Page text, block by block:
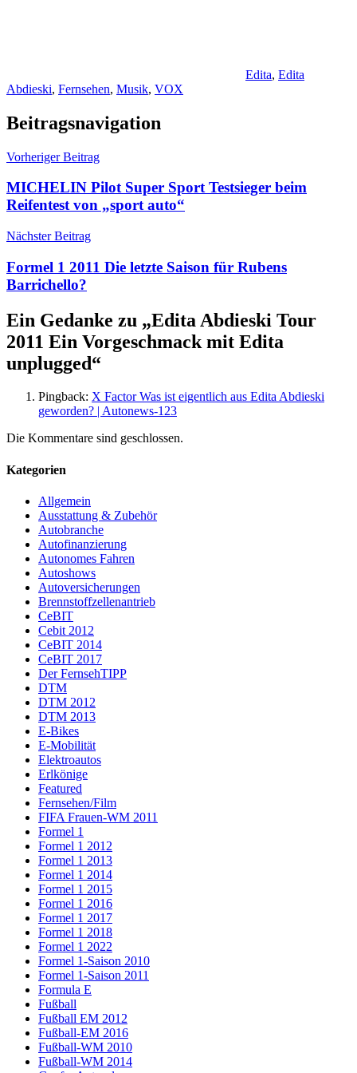
Edita, Edita
Abdieski, Fernsehen, Musik, VOX
Beitragsnavigation
Vorheriger Beitrag
MICHELIN Pilot Super Sport Testsieger beim
Reifentest von „sport auto“
Nächster Beitrag
Formel 1 2011 Die letzte Saison für Rubens
Barrichello?
Ein Gedanke zu „Edita Abdieski Tour
2011 Ein Vorgeschmack mit Edita
unplugged“
Pingback: X Factor Was ist eigentlich aus Edita Abdieski
geworden? | Autonews-123
Die Kommentare sind geschlossen.
Kategorien
Allgemein
Ausstattung & Zubehör
Autobranche
Autofinanzierung
Autonomes Fahren
Autoshows
Autoversicherungen
Brennstoffzellenantrieb
CeBIT
Cebit 2012
CeBIT 2014
CeBIT 2017
Der FernsehTIPP
DTM
DTM 2012
DTM 2013
E-Bikes
E-Mobilität
Elektroautos
Erlkönige
Featured
Fernsehen/Film
FIFA Frauen-WM 2011
Formel 1
Formel 1 2012
Formel 1 2013
Formel 1 2014
Formel 1 2015
Formel 1 2016
Formel 1 2017
Formel 1 2018
Formel 1 2022
Formel 1-Saison 2010
Formel 1-Saison 2011
Formula E
Fußball
Fußball EM 2012
Fußball-EM 2016
Fußball-WM 2010
Fußball-WM 2014